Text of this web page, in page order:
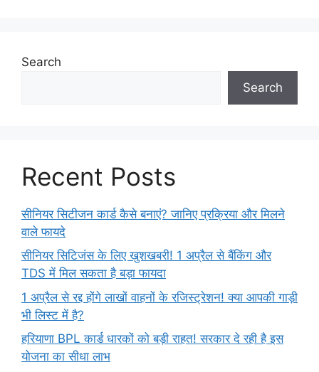
Search
Search
Recent Posts
सीनियर सिटीजन कार्ड कैसे बनाएं? जानिए प्रक्रिया और मिलने
वाले फायदे
सीनियर सिटिजंस के लिए खुशखबरी! 1 अप्रैल से बैंकिंग और
TDS में मिल सकता है बड़ा फायदा
1 अप्रैल से रद्द होंगे लाखों वाहनों के रजिस्ट्रेशन! क्या आपकी गाड़ी
भी लिस्ट में है?
हरियाणा BPL कार्ड धारकों को बड़ी राहत! सरकार दे रही है इस
योजना का सीधा लाभ